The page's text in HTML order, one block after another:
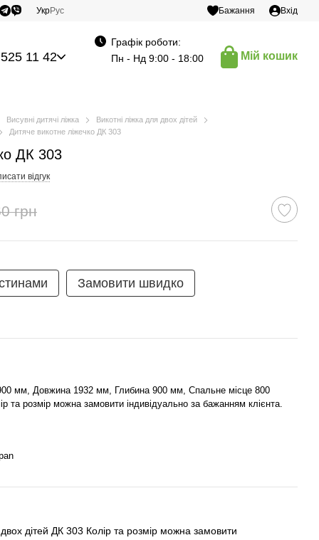
УкрРус Бажання Вхід
11 42
Графік роботи:
Пн - Нд 9:00 - 18:00
Мій кошик
Висувні дитячі ліжка
Викотні ліжка для двох дітей
Дитяче викотне ліжечко ДК 303
ДК 303
відгук
грн
Замовити швидко
мм, Довжина 1932 мм, Глибина 900 мм, Спальне місце 800
та розмір можна замовити індивідуально за бажанням клієнта.
дітей ДК 303 Колір та розмір можна замовити